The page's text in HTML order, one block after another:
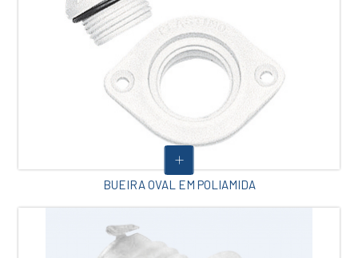
BUEIRA OVAL EM POLIAMIDA